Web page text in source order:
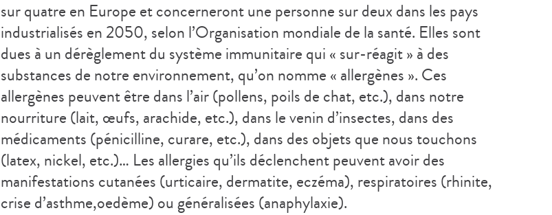
sur quatre en Europe et concerneront une personne sur deux dans les pays
industrialisés en 2050, selon l’Organisation mondiale de la santé. Elles sont
dues à un dérèglement du système immunitaire qui « sur-réagit » à des
substances de notre environnement, qu’on nomme « allergènes ». Ces
allergènes peuvent être dans l’air (pollens, poils de chat, etc.), dans notre
nourriture (lait, œufs, arachide, etc.), dans le venin d’insectes, dans des
médicaments (pénicilline, curare, etc.), dans des objets que nous touchons
(latex, nickel, etc.)… Les allergies qu’ils déclenchent peuvent avoir des
manifestations cutanées (urticaire, dermatite, eczéma), respiratoires (rhinite,
crise d’asthme,oedème) ou généralisées (anaphylaxie).